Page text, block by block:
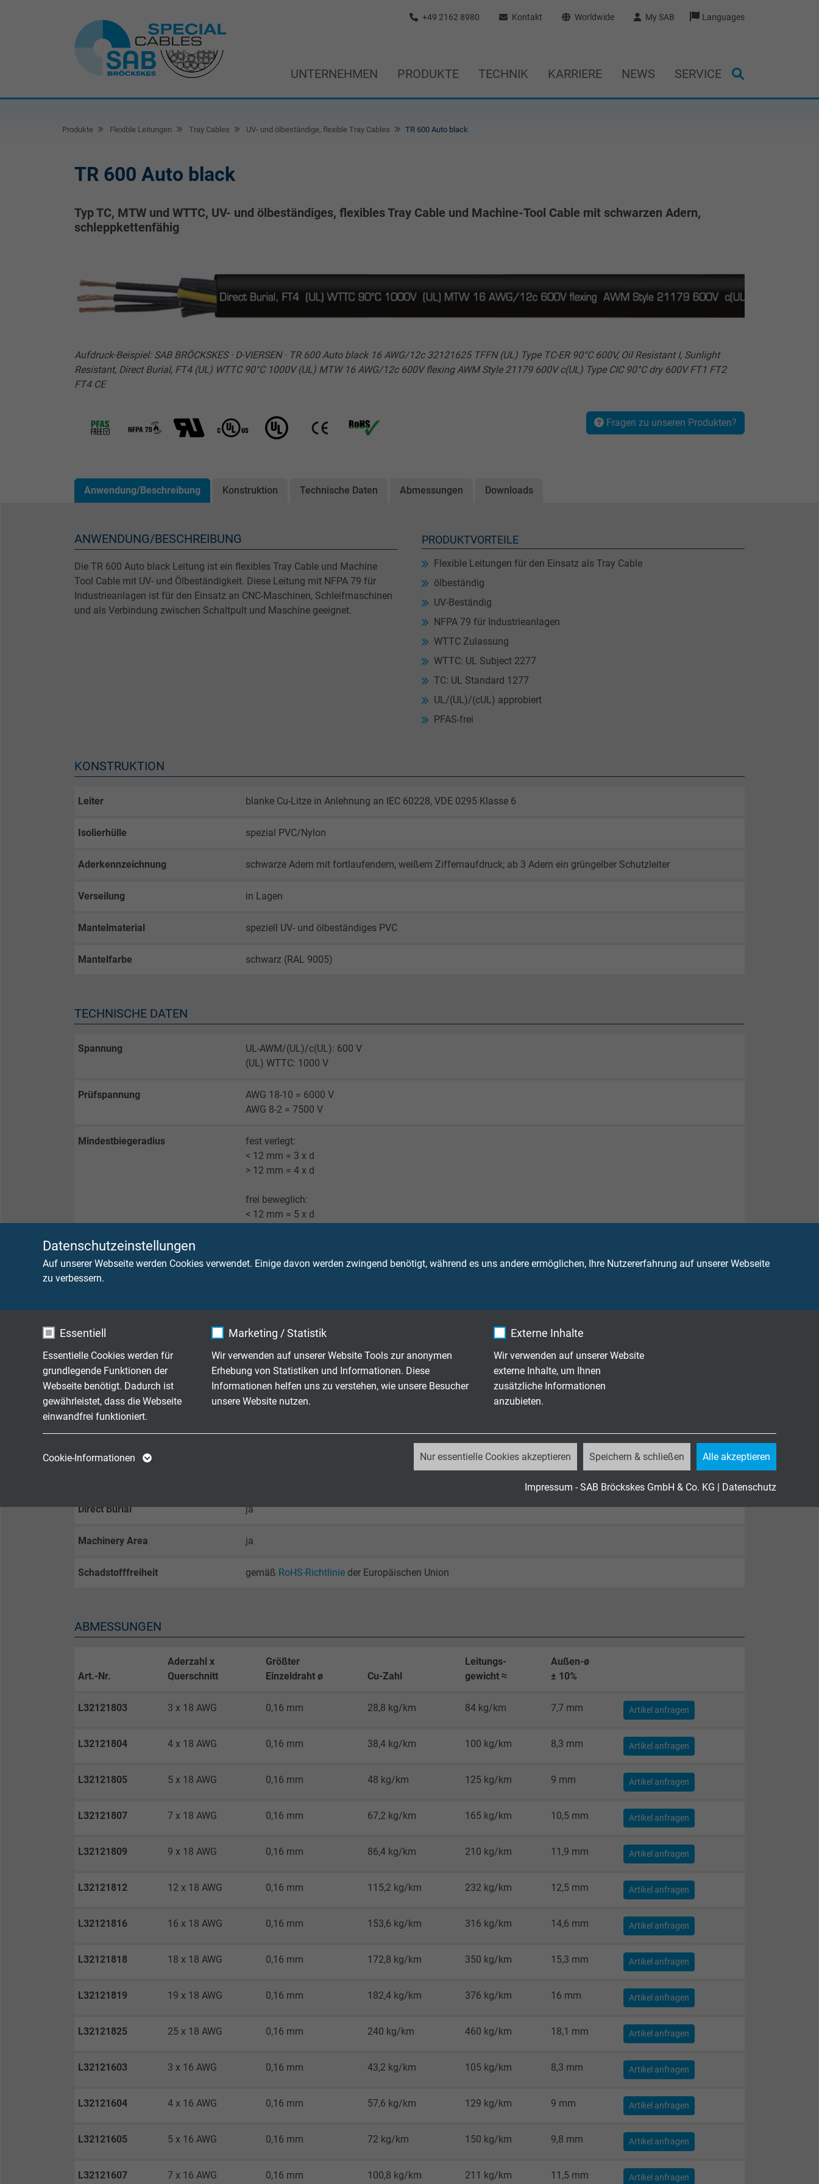
Datenschutzeinstellungen
Auf unserer Webseite werden Cookies verwendet. Einige davon werden zwingend benötigt, während es uns andere ermöglichen, Ihre Nutzererfahrung auf unserer Webseite
zu verbessern.
Essentiell
Essentielle Cookies werden für
grundlegende Funktionen der
Webseite benötigt. Dadurch ist
gewährleistet, dass die Webseite
einwandfrei funktioniert.
gewählten Tracking-
Marketing / Statistik
Wir verwenden auf unserer Website Tools zur anonymen
Erhebung von Statistiken und Informationen. Diese
Informationen helfen uns zu verstehen, wie unsere Besucher
unsere Website nutzen.
Zweck
2 Jahre
Cookie von Google für Website-Analysen.
Besucher die Website nutzt.
_gid, Google Analytics
Google LLC
Erzeugt statistische Daten darüber, wie der
Laufzeit 1 Minute
Cookie von Google für Website-Analysen.
Erzeugt statistische Daten darüber, wie der
Wird verwendet, um die Aktionen eines
Werbezwecken zu registrieren und zu
Externe Inhalte
Wir verwenden auf unserer Website
externe Inhalte, um Ihnen
zusätzliche Informationen
anzubieten.
Cookie-Informationen Nur essentielle Cookies akzeptieren Speichern & schließen Alle akzeptieren
Impressum - SAB Bröckskes GmbH & Co. KG | Datenschutz
+49 2162 8980 Kontakt Worldwide My SAB Languages
UNTERNEHMEN PRODUKTE TECHNIK KARRIERE NEWS SERVICE
Produkte Flexible Leitungen Tray Cables UV- und ölbeständige, flexible Tray Cables TR 600 Auto black
TR 600 Auto black
Typ TC, MTW und WTTC, UV- und ölbeständiges, flexibles Tray Cable und Machine-Tool Cable mit schwarzen Adern,
schleppkettenfähig
Aufdruck-Beispiel: SAB BRÖCKSKES · D-VIERSEN · TR 600 Auto black 16 AWG/12c 32121625 TFFN (UL) Type TC-ER 90°C 600V, Oil Resistant I, Sunlight
Resistant, Direct Burial, FT4 (UL) WTTC 90°C 1000V (UL) MTW 16 AWG/12c 600V flexing AWM Style 21179 600V c(UL) Type CIC 90°C dry 600V FT1 FT2
FT4 CE
Fragen zu unseren Produkten?
Anwendung/Beschreibung Konstruktion Technische Daten Abmessungen Downloads
ANWENDUNG/BESCHREIBUNG
Die TR 600 Auto black Leitung ist ein flexibles Tray Cable und Machine
Tool Cable mit UV- und Ölbeständigkeit. Diese Leitung mit NFPA 79 für
Industrieanlagen ist für den Einsatz an CNC-Maschinen, Schleifmaschinen
und als Verbindung zwischen Schaltpult und Maschine geeignet.
PRODUKTVORTEILE
Flexible Leitungen für den Einsatz als Tray Cable
ölbeständig
UV-Beständig
NFPA 79 für Industrieanlagen
WTTC Zulassung
WTTC: UL Subject 2277
TC: UL Standard 1277
UL/(UL)/(cUL) approbiert
PFAS-frei
KONSTRUKTION
Leiter blanke Cu-Litze in Anlehnung an IEC 60228, VDE 0295 Klasse 6
Isolierhülle spezial PVC/Nylon
Aderkennzeichnung schwarze Adern mit fortlaufendem, weißem Ziffernaufdruck; ab 3 Adern ein grüngelber Schutzleiter
Verseilung in Lagen
Mantelmaterial speziell UV- und ölbeständiges PVC
Mantelfarbe schwarz (RAL 9005)
TECHNISCHE DATEN
Spannung
UL-AWM/(UL)/c(UL): 600 V
(UL) WTTC: 1000 V
Prüfspannung
AWG 18-10 = 6000 V
AWG 8-2 = 7500 V
Mindestbiegeradius
fest verlegt:
< 12 mm = 3 x d
> 12 mm = 4 x d
frei beweglich:
< 12 mm = 5 x d
dauerflexibel: 10 x d
UL-AWM nicht bewegt: -25°C
(UL)/c(UL): bis +90°C
Brennverhalten (UL) FT4 und c(UL) FT1, FT2, FT4
Ölbeständigkeit I
Direct Burial ja
Machinery Area ja
Schadstofffreiheit gemäß RoHS-Richtlinie der Europäischen Union
ABMESSUNGEN
Art.-Nr.
Aderzahl x
Querschnitt
Größter
Einzeldraht ø
Cu-Zahl
Leitungs-
gewicht ≈
Außen-ø
± 10%
L32121803 3 x 18 AWG 0,16 mm 28,8 kg/km 84 kg/km 7,7 mm Artikel anfragen
L32121804 4 x 18 AWG 0,16 mm 38,4 kg/km 100 kg/km 8,3 mm Artikel anfragen
L32121805 5 x 18 AWG 0,16 mm 48 kg/km 125 kg/km 9 mm Artikel anfragen
L32121807 7 x 18 AWG 0,16 mm 67,2 kg/km 165 kg/km 10,5 mm Artikel anfragen
L32121809 9 x 18 AWG 0,16 mm 86,4 kg/km 210 kg/km 11,9 mm Artikel anfragen
L32121812 12 x 18 AWG 0,16 mm 115,2 kg/km 232 kg/km 12,5 mm Artikel anfragen
L32121816 16 x 18 AWG 0,16 mm 153,6 kg/km 316 kg/km 14,6 mm Artikel anfragen
L32121818 18 x 18 AWG 0,16 mm 172,8 kg/km 350 kg/km 15,3 mm Artikel anfragen
L32121819 19 x 18 AWG 0,16 mm 182,4 kg/km 376 kg/km 16 mm Artikel anfragen
L32121825 25 x 18 AWG 0,16 mm 240 kg/km 460 kg/km 18,1 mm Artikel anfragen
L32121603 3 x 16 AWG 0,16 mm 43,2 kg/km 105 kg/km 8,3 mm Artikel anfragen
L32121604 4 x 16 AWG 0,16 mm 57,6 kg/km 129 kg/km 9 mm Artikel anfragen
L32121605 5 x 16 AWG 0,16 mm 72 kg/km 150 kg/km 9,8 mm Artikel anfragen
L32121607 7 x 16 AWG 0,16 mm 100,8 kg/km 211 kg/km 11,5 mm Artikel anfragen